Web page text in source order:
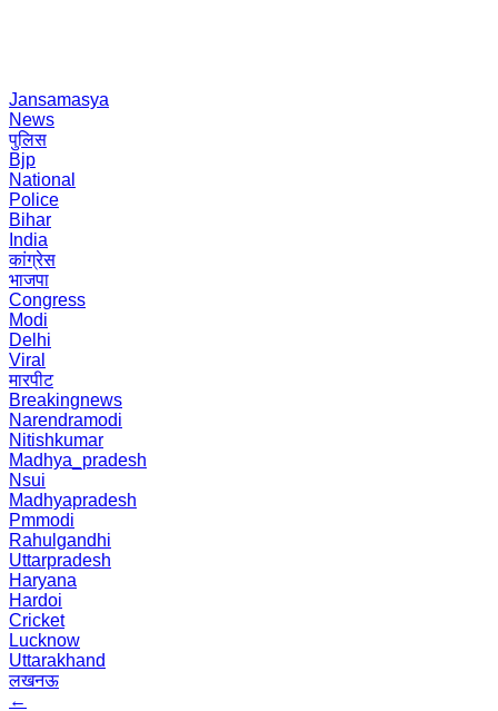
Jansamasya
News
पुलिस
Bjp
National
Police
Bihar
India
कांग्रेस
भाजपा
Congress
Modi
Delhi
Viral
मारपीट
Breakingnews
Narendramodi
Nitishkumar
Madhya_pradesh
Nsui
Madhyapradesh
Pmmodi
Rahulgandhi
Uttarpradesh
Haryana
Hardoi
Cricket
Lucknow
Uttarakhand
लखनऊ
←